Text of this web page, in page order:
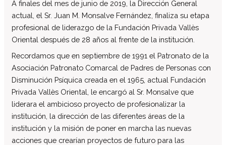
Subvenciones y ayudas públicas
concedidas
Asociación de familias
Retribuciones percibidas por los
máximos responsables de la entidad
Servicios a personas
Formación
Centro Ocupacional
Residencia
Centro de atención especializada
A finales del mes de junio de 2019, la Dirección General
actual, el Sr. Juan M. Monsalve Fernández, finaliza su etapa
profesional de liderazgo de la Fundación Privada Vallès
Oriental después de 28 años al frente de la institución.
Recordamos que en septiembre de 1991 el Patronato de la
Asociación Patronato Comarcal de Padres de Personas con
Disminución Psíquica creada en el 1965, actual Fundación
Privada Vallès Oriental, le encargó al Sr. Monsalve que
liderara el ambicioso proyecto de profesionalizar la
institución, la dirección de las diferentes áreas de la
institución y la misión de poner en marcha las nuevas
acciones que crearían proyectos de futuro para las